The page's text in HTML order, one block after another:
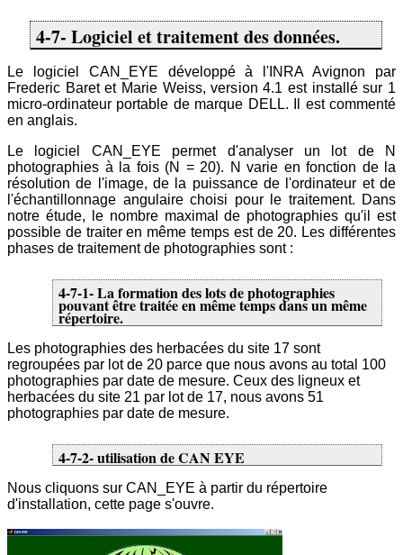
4-7- Logiciel et traitement des données.
Le logiciel CAN_EYE développé à l'INRA Avignon par
Frederic Baret et Marie Weiss, version 4.1 est installé sur 1
micro-ordinateur portable de marque DELL. Il est commenté
en anglais.
Le logiciel CAN_EYE permet d'analyser un lot de N
photographies à la fois (N = 20). N varie en fonction de la
résolution de l'image, de la puissance de l'ordinateur et de
l'échantillonnage angulaire choisi pour le traitement. Dans
notre étude, le nombre maximal de photographies qu'il est
possible de traiter en même temps est de 20. Les différentes
phases de traitement de photographies sont :
4-7-1- La formation des lots de photographies
pouvant être traitée en même temps dans un même
répertoire.
Les photographies des herbacées du site 17 sont
regroupées par lot de 20 parce que nous avons au total 100
photographies par date de mesure. Ceux des ligneux et
herbacées du site 21 par lot de 17, nous avons 51
photographies par date de mesure.
4-7-2- utilisation de CAN EYE
Nous cliquons sur CAN_EYE à partir du répertoire
d'installation, cette page s'ouvre.